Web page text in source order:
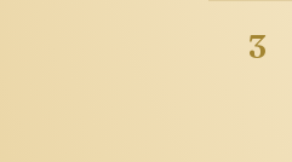
3